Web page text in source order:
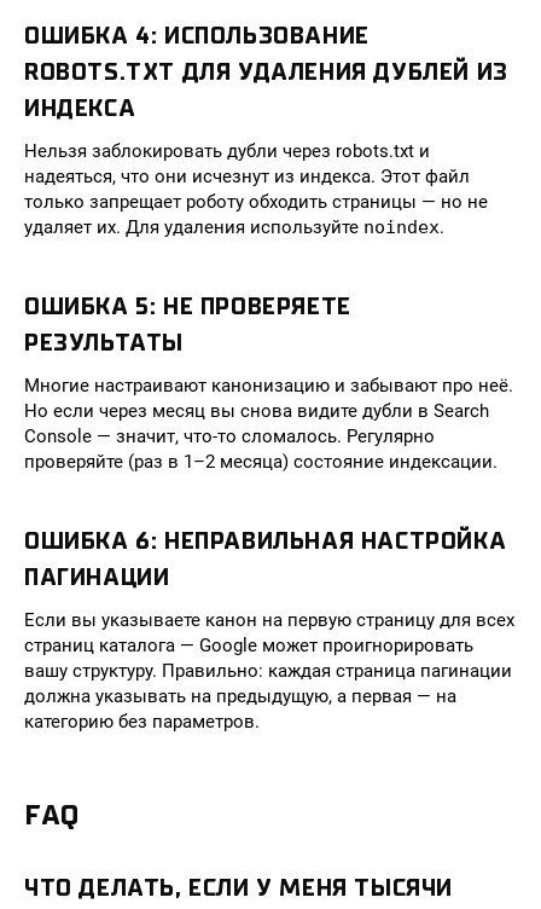
ОШИБКА 4: ИСПОЛЬЗОВАНИЕ
ROBOTS.TXT ДЛЯ УДАЛЕНИЯ ДУБЛЕЙ ИЗ
ИНДЕКСА
Нельзя заблокировать дубли через robots.txt и
надеяться, что они исчезнут из индекса. Этот файл
только запрещает роботу обходить страницы — но не
удаляет их. Для удаления используйте noindex.
ОШИБКА 5: НЕ ПРОВЕРЯЕТЕ
РЕЗУЛЬТАТЫ
Многие настраивают канонизацию и забывают про неё.
Но если через месяц вы снова видите дубли в Search
Console — значит, что-то сломалось. Регулярно
проверяйте (раз в 1–2 месяца) состояние индексации.
ОШИБКА 6: НЕПРАВИЛЬНАЯ НАСТРОЙКА
ПАГИНАЦИИ
Если вы указываете канон на первую страницу для всех
страниц каталога — Google может проигнорировать
вашу структуру. Правильно: каждая страница пагинации
должна указывать на предыдущую, а первая — на
категорию без параметров.
FAQ
ЧТО ДЕЛАТЬ, ЕСЛИ У МЕНЯ ТЫСЯЧИ